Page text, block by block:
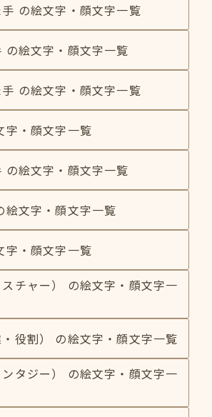
の絵文字・顔文字一覧
の絵文字・顔文字一覧
の絵文字・顔文字一覧
字・顔文字一覧
の絵文字・顔文字一覧
絵文字・顔文字一覧
字・顔文字一覧
チャー） の絵文字・顔文字一
役割） の絵文字・顔文字一覧
タジー） の絵文字・顔文字一